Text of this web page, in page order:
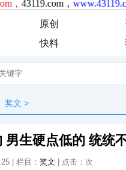
原创
快料
奖文 >
生硬点低的 统统
| 栏目： 奖文 | 点击： 次